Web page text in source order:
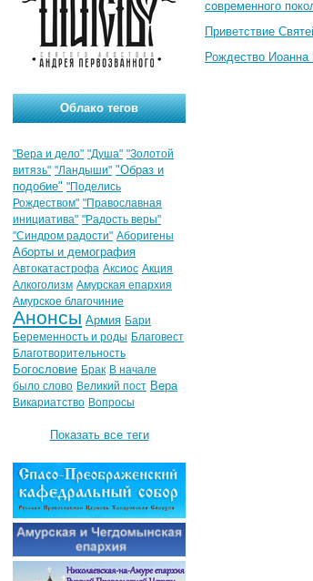
современного
Приветствие
Рождество Иоанна
Облако тегов
"Вера и дело" "Душа" "Золотой
витязь" "Ландыши" "Образ и
подобие" "Поделись
Рождеством" "Православная
инициатива" "Радость веры"
"Синдром радости" Аборигены
Аборты и демография
Автокатастрофа Аксиос Акция
Алкоголизм Амурская епархия
Амурское благочиние
Анонсы Армия Бари
Беременность и роды Благовест
Благотворительность
Богословие Брак В начале
было слово Великий пост Вера
Викариатство Вопросы
Показать все теги